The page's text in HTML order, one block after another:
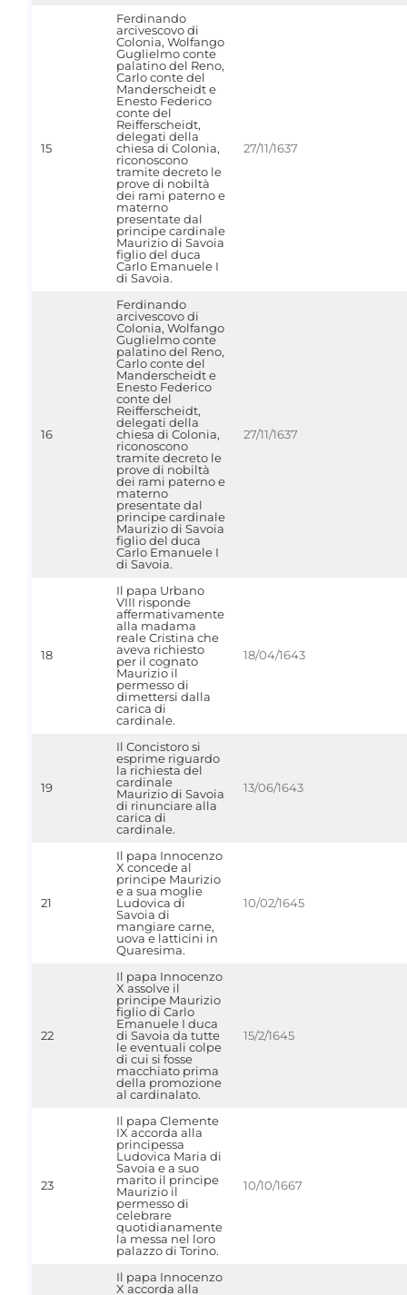
15
Ferdinando
arcivescovo di
Colonia, Wolfango
Guglielmo conte
palatino del Reno,
Carlo conte del
Manderscheidt e
Enesto Federico
conte del
Reifferscheidt,
delegati della
chiesa di Colonia,
riconoscono
tramite decreto le
prove di nobiltà
dei rami paterno e
materno
presentate dal
principe cardinale
Maurizio di Savoia
figlio del duca
Carlo Emanuele I
di Savoia.
27/11/1637
16
Ferdinando
arcivescovo di
Colonia, Wolfango
Guglielmo conte
palatino del Reno,
Carlo conte del
Manderscheidt e
Enesto Federico
conte del
Reifferscheidt,
delegati della
chiesa di Colonia,
riconoscono
tramite decreto le
prove di nobiltà
dei rami paterno e
materno
presentate dal
principe cardinale
Maurizio di Savoia
figlio del duca
Carlo Emanuele I
di Savoia.
27/11/1637
18
Il papa Urbano
VIII risponde
affermativamente
alla madama
reale Cristina che
aveva richiesto
per il cognato
Maurizio il
permesso di
dimettersi dalla
carica di
cardinale.
18/04/1643
19
Il Concistoro si
esprime riguardo
la richiesta del
cardinale
Maurizio di Savoia
di rinunciare alla
carica di
cardinale.
13/06/1643
21
Il papa Innocenzo
X concede al
principe Maurizio
e a sua moglie
Ludovica di
Savoia di
mangiare carne,
uova e latticini in
Quaresima.
10/02/1645
22
Il papa Innocenzo
X assolve il
principe Maurizio
figlio di Carlo
Emanuele I duca
di Savoia da tutte
le eventuali colpe
di cui si fosse
macchiato prima
della promozione
al cardinalato.
15/2/1645
23
Il papa Clemente
IX accorda alla
principessa
Ludovica Maria di
Savoia e a suo
marito il principe
Maurizio il
permesso di
celebrare
quotidianamente
la messa nel loro
palazzo di Torino.
10/10/1667
Il papa Innocenzo
X accorda alla